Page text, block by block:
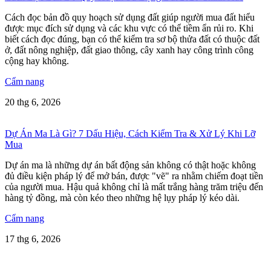
Cách đọc bản đồ quy hoạch sử dụng đất giúp người mua đất hiểu
được mục đích sử dụng và các khu vực có thể tiềm ẩn rủi ro. Khi
biết cách đọc đúng, bạn có thể kiểm tra sơ bộ thửa đất có thuộc đất
ở, đất nông nghiệp, đất giao thông, cây xanh hay công trình công
cộng hay không.
Cẩm nang
20 thg 6, 2026
Dự Án Ma Là Gì? 7 Dấu Hiệu, Cách Kiểm Tra & Xử Lý Khi Lỡ
Mua
Dự án ma là những dự án bất động sản không có thật hoặc không
đủ điều kiện pháp lý để mở bán, được "vẽ" ra nhằm chiếm đoạt tiền
của người mua. Hậu quả không chỉ là mất trắng hàng trăm triệu đến
hàng tỷ đồng, mà còn kéo theo những hệ lụy pháp lý kéo dài.
Cẩm nang
17 thg 6, 2026